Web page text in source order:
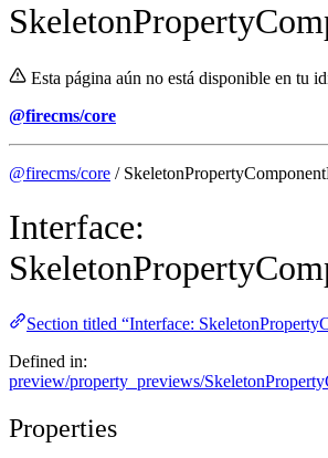
Esta página aún no está disponible en tu
@firecms/core
@firecms/core /
Interface:
Section titled “Interface:
Defined in:
preview/property_previews/
Properties